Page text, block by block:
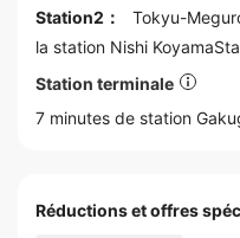
Station2：
Tokyu-
la station Nishi
Station terminale
7 minutes de station
Réductions et offres